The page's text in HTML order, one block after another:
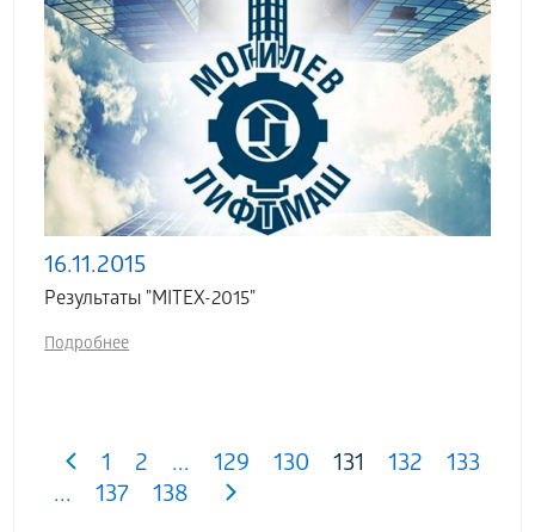
16.11.2015
Результаты "MITEX-2015"
Подробнее
1 2 ... 129 130 131 132
133
...
137 138